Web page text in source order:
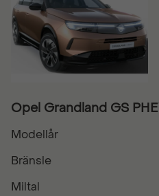
Opel Grandland GS
Modellår
Bränsle
Miltal